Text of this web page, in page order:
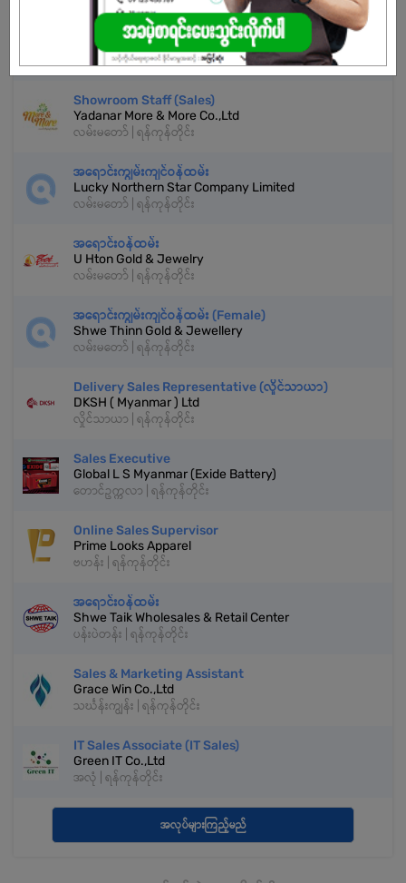
Sales Representative (Store)
SISBURMA TRADING Co.,Ltd
လမ်းမတော် | ရန်ကုန်တိုင်း
Showroom Staff (Sales)
Yadanar More & More Co.,Ltd
လမ်းမတော် | ရန်ကုန်တိုင်း
အရောင်းကျွမ်းကျင်ဝန်ထမ်း
Lucky Northern Star Company Limited
လမ်းမတော် | ရန်ကုန်တိုင်း
အရောင်းဝန်ထမ်း
U Hton Gold & Jewelry
လမ်းမတော် | ရန်ကုန်တိုင်း
အရောင်းကျွမ်းကျင်ဝန်ထမ်း (Female)
Shwe Thinn Gold & Jewellery
လမ်းမတော် | ရန်ကုန်တိုင်း
Delivery Sales Representative (လှိုင်သာယာ)
DKSH ( Myanmar ) Ltd
လှိုင်သာယာ | ရန်ကုန်တိုင်း
Sales Executive
Global L S Myanmar (Exide Battery)
တောင်ဥက္ကလာ | ရန်ကုန်တိုင်း
Online Sales Supervisor
Prime Looks Apparel
ဗဟန်း | ရန်ကုန်တိုင်း
အရောင်းဝန်ထမ်း
Shwe Taik Wholesales & Retail Center
ပန်းပဲတန်း | ရန်ကုန်တိုင်း
Sales & Marketing Assistant
Grace Win Co.,Ltd
သင်္ဃန်းကျွန်း | ရန်ကုန်တိုင်း
IT Sales Associate (IT Sales)
Green IT Co.,Ltd
အလုံ | ရန်ကုန်တိုင်း
အလုပ်များကြည့်မည်